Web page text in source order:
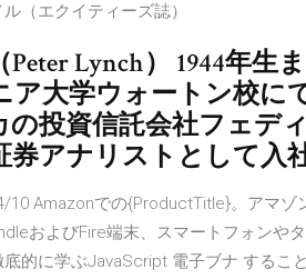
（エクイティーズ誌）
Lynch） 1944年生
大学ウォートン校に
の投資信託会社フェデ
アナリストとして入社
10 Amazonでの{ProductTitle}。アマゾ
およびFire端末、スマートフォンや
的に学ぶJavaScript 電子ブナ するこ